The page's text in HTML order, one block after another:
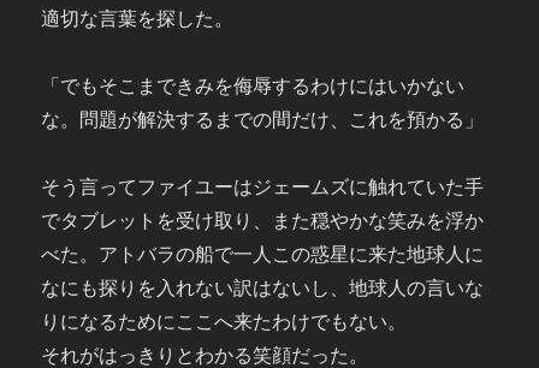
適切な言葉を探した。
「でもそこまできみを侮辱するわけにはいかない
な。問題が解決するまでの間だけ、これを預かる」
そう言ってファイユーはジェームズに触れていた手
でタブレットを受け取り、また穏やかな笑みを浮か
べた。アトバラの船で一人この惑星に来た地球人に
なにも探りを入れない訳はないし、地球人の言いな
りになるためにここへ来たわけでもない。
それがはっきりとわかる笑顔だった。